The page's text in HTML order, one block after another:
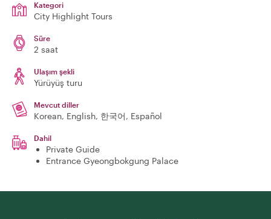
Kategori
City Highlight Tours
Süre
2 saat
Ulaşım şekli
Yürüyüş turu
Mevcut diller
Korean, English, 한국어, Español
Dahil
Private Guide
Entrance Gyeongbokgung Palace